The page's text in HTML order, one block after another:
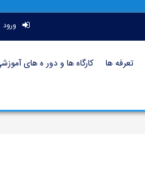
ورود
تعرفه ها کارگاه ها و دور ه های